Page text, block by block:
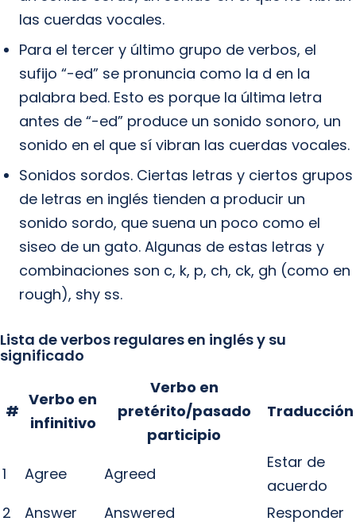
las cuerdas vocales.
Para el tercer y último grupo de verbos, el
sufijo “-ed” se pronuncia como la d en la
palabra bed. Esto es porque la última letra
antes de “-ed” produce un sonido sonoro, un
sonido en el que sí vibran las cuerdas vocales.
Sonidos sordos. Ciertas letras y ciertos grupos
de letras en inglés tienden a producir un
sonido sordo, que suena un poco como el
siseo de un gato. Algunas de estas letras y
combinaciones son c, k, p, ch, ck, gh (como en
rough), shy ss.
Lista de verbos regulares en inglés y su
significado
#
Verbo en
infinitivo
Verbo en
pretérito/pasado
participio
Traducción
1 Agree Agreed
Estar de
acuerdo
2
Answer Answered
Responder